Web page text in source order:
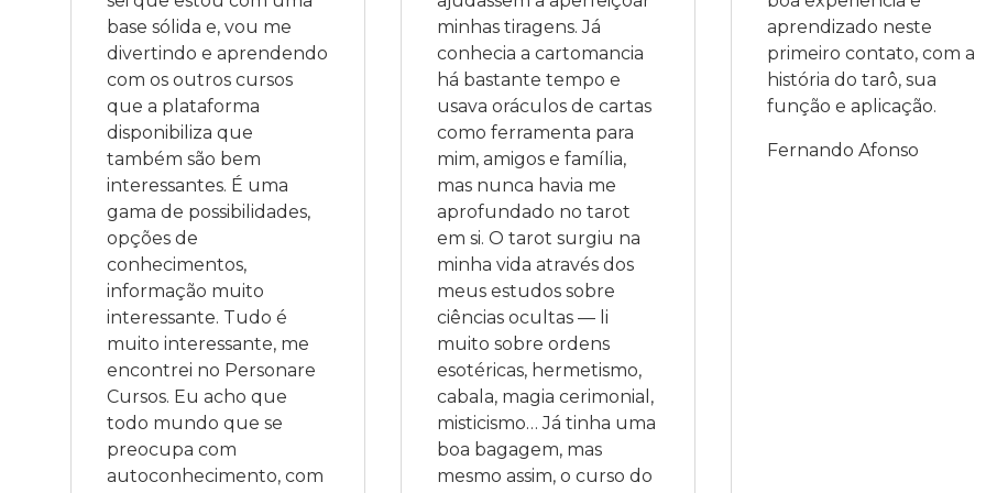
base sólida e, vou me
divertindo e aprendendo
com os outros cursos
que a plataforma
disponibiliza que
também são bem
interessantes. É uma
gama de possibilidades,
opções de
conhecimentos,
informação muito
interessante. Tudo é
muito interessante, me
encontrei no Personare
Cursos. Eu acho que
todo mundo que se
preocupa com
autoconhecimento, com
minhas tiragens. Já
conhecia a cartomancia
há bastante tempo e
usava oráculos de cartas
como ferramenta para
mim, amigos e família,
mas nunca havia me
aprofundado no tarot
em si. O tarot surgiu na
minha vida através dos
meus estudos sobre
ciências ocultas — li
muito sobre ordens
esotéricas, hermetismo,
cabala, magia cerimonial,
misticismo… Já tinha uma
boa bagagem, mas
mesmo assim, o curso do
aprendizado neste
primeiro contato, com a
história do tarô, sua
função e aplicação.
Fernando Afonso